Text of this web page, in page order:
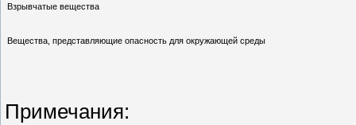
Взрывчатые вещества
Вещества, представляющие опасность для окружающей среды
Примечания: